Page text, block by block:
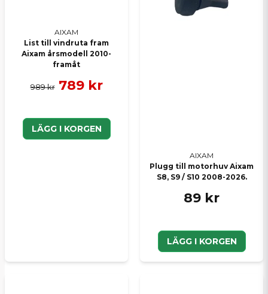
AIXAM
List till vindruta fram
Aixam årsmodell 2010-
framåt
989 kr 789 kr
LÄGG I KORGEN
AIXAM
Plugg till motorhuv Aixam
S8, S9 / S10 2008-2026.
89 kr
LÄGG I KORGEN